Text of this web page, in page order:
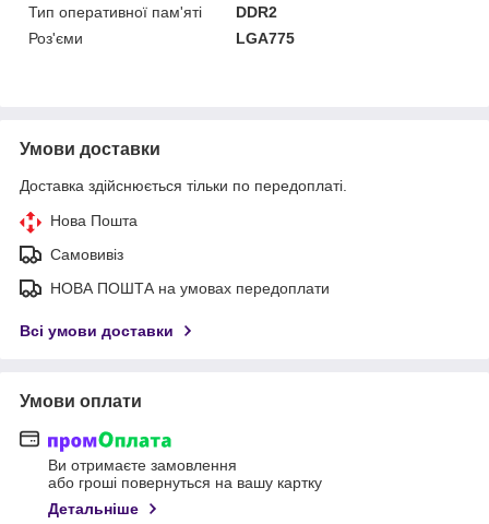
Тип оперативної пам'яті
DDR2
Роз'єми
LGA775
Умови доставки
Доставка здійснюється тільки по передоплаті.
Нова Пошта
Самовивіз
НОВА ПОШТА на умовах передоплати
Всі умови доставки
Умови оплати
Ви отримаєте замовлення
або гроші повернуться на вашу картку
Детальніше